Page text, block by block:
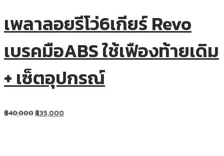
เพลาลอยรีโว่6เกียร์ Revo
เบรคมือABS ใช้เฟืองท้ายเดิม
+ เซ็ตอุปกรณ์
฿40,000฿35,000